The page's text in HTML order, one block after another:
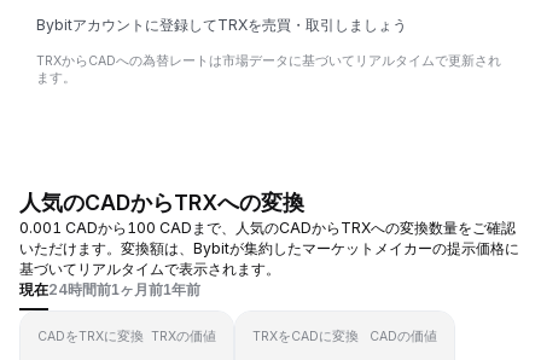
Bybitアカウントに登録してTRXを売買・取引しましょう
TRXからCADへの為替レートは市場データに基づいてリアルタイムで更新され
ます。
人気のCADからTRXへの変換
0.001 CADから100 CADまで、人気のCADからTRXへの変換数量をご確認
いただけます。変換額は、Bybitが集約したマーケットメイカーの提示価格に
基づいてリアルタイムで表示されます。
現在24時間前1ヶ月前1年前
CADをTRXに変換 TRXの価値 TRXをCADに変換 CADの価値